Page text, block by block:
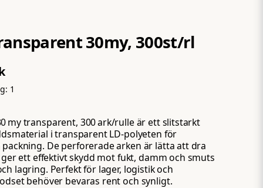
30my, 300st/rl
1
my transparent, 300 ark/rulle är ett slitstarkt
i transparent LD‑polyeten för
De perforerade arken är lätta att dra
ett effektivt skydd mot fukt, damm och smuts
lagring. Perfekt för lager, logistik och
behöver bevaras rent och synligt.